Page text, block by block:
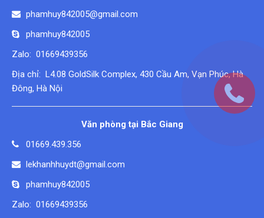
phamhuy842005@gmail.com
phamhuy842005
Zalo: 01669439356
Địa chỉ: L4.08 GoldSilk Complex, 430 Cầu Am, Vạn Phúc, Hà
Đông, Hà Nội
Văn phòng tại Bắc Giang
01669.439.356
lekhanhhuydt@gmail.com
phamhuy842005
Zalo: 01669439356